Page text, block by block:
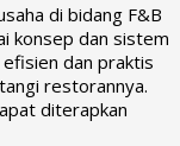
di bidang F&B
konsep dan sistem
dan praktis
restorannya.
diterapkan